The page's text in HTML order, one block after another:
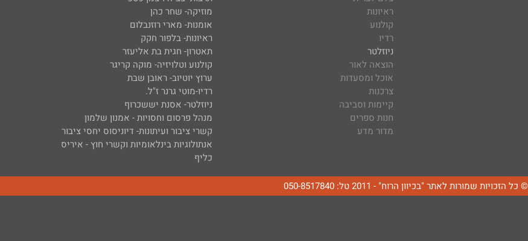
ראיונות
קולנוע
רדיו
ניוזלטר
הוצאה לאור
אוכל ומסעדות
צרכנות
קיימות וסביבה
חנות ספרים
מדור מדע
מוזיקה- שחר כהן
אומנות- מארי רוזנבלום
ראיונות- בלפור חקק
תאטרון- חגית בת אליעזר
קולנוע וטלויזיה- מוקה קריגר
ערוץ יוטיוב- ראובן שבת
רדיו-מוטי גרנר ז"ל.
ניוזלטר- אסנת יששכרוף
מנהל פרסום וחסויות - אמנון שלמון
קשרי ציבור ועיתונות- דיוניסוס יחסי ציבור
אנתולוגיות בינלאומיות וקשרי חוץ - איריס
כליף
© כל הזכויות שמורות לאתר "בכיוון הרוח" - 2011 טל: 050-8517840